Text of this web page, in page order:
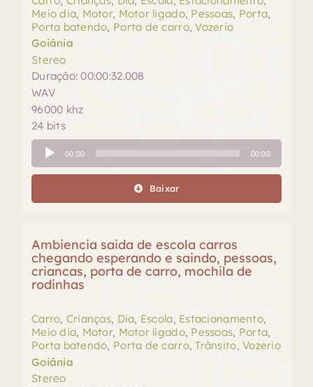
Meio dia, Motor, Motor ligado, Pessoas, Porta,
Porta batendo, Porta de carro,Vozerio
Goiânia
Stereo
Duração: 00:00:32.008
WAV
96000 khz
24 bits
Tocador
de
áudio
00:00 00:00
Baixar
Ambiencia saida de escola carros
chegando esperando e saindo, pessoas,
criancas, porta de carro, mochila de
rodinhas
Carro, Crianças, Dia, Escola, Estacionamento,
Meio dia, Motor, Motor ligado, Pessoas, Porta,
Porta batendo, Porta de carro,Trânsito,Vozerio
Goiânia
Stereo